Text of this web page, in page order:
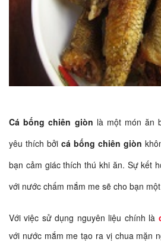
Cá bống chiên giòn là một món ăn
yêu thích bởi cá bống chiên giòn
bạn cảm giác thích thú khi ăn. Sự kết
với nước chấm mắm me sẽ cho bạn
Với việc sử dụng nguyên liệu chính là
với nước mắm me tạo ra vị chua mặn